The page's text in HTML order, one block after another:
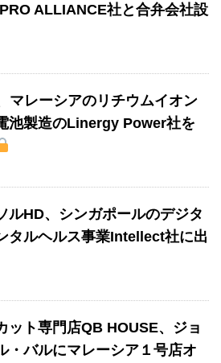
ALLIANCE社と合弁会社設
マレーシアのリチウムイオン
池製造のLinergy Power社を
ルHD、シンガポールのデジタ
タルヘルス事業Intellect社に出
ット専門店QB HOUSE、ジョ
・バルにマレーシア１号店オ